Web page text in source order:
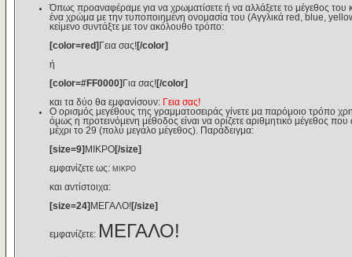
Όπως προαναφέραμε για να χρωματίσετε ή να αλλάξετε το μέγεθος του
ένα χρώμα με την τυποποιημένη ονομασία του (Αγγλικά red, blue,
κείμενο συντάξτε με τον ακόλουθο τρόπο:
[color=red] Γεια σας![/color]
ή
[color=#FF0000] Για σας![/color]
και τα δύο θα εμφανίσουν: Γεια σας!
Ο ορισμός μεγέθους της γραμματοσειράς γίνετε μα παρόμοιο τρόπο
όμως η προτεινόμενη μέθοδος είναι να ορίζετε αριθμητικό μέγεθος που
μέχρι το 29 (πολύ μεγάλο μέγεθος). Παράδειγμα:
[size=9] ΜΙΚΡΟ[/size]
εμφανίζετε ως: ΜΙΚΡΟ
και αντίστοιχα:
[size=24] ΜΕΓΑΛΟ![/size]
εμφανίζετε: ΜΕΓΑΛΟ!